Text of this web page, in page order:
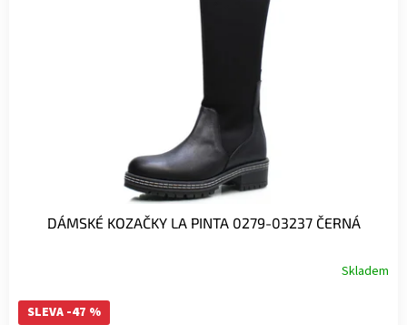
DÁMSKÉ KOZAČKY LA PINTA 0279-03237 ČERNÁ
Skladem
SLEVA -47 %